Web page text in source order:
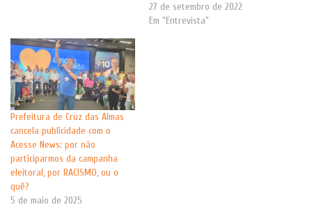
27 de setembro de 2022
Em "Entrevista"
Prefeitura de Cruz das Almas
cancela publicidade com o
Acesse News: por não
participarmos da campanha
eleitoral, por RACISMO, ou o
quê?
5 de maio de 2025